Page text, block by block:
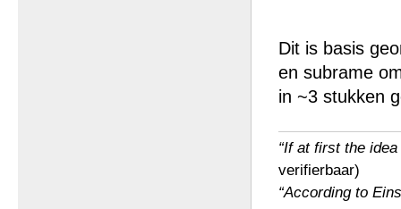
Dit is basis
en subrame
in ~3 stukken
“If at first the
verifierbaar)
“According to